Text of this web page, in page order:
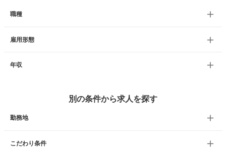
職種
雇用形態
年収
別の条件から求人を探す
勤務地
こだわり条件